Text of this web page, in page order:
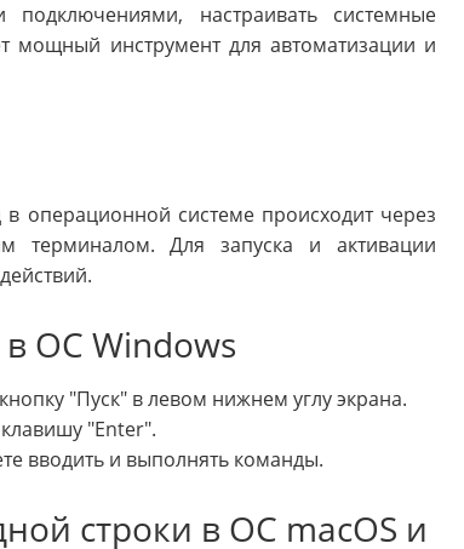
настраивать системные
мощный инструмент для автоматизации и
операционной системе происходит через
терминалом. Для запуска и активации
ОС Windows
"Пуск" в левом нижнем углу экрана.
"Enter".
вводить и выполнять команды.
строки в ОС macOS и